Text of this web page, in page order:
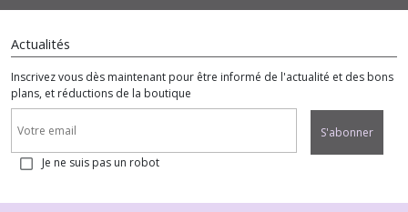
Actualités
Inscrivez vous dès maintenant pour être informé de l'actualité et des bons
plans, et réductions de la boutique
S'abonner
Je ne suis pas un robot